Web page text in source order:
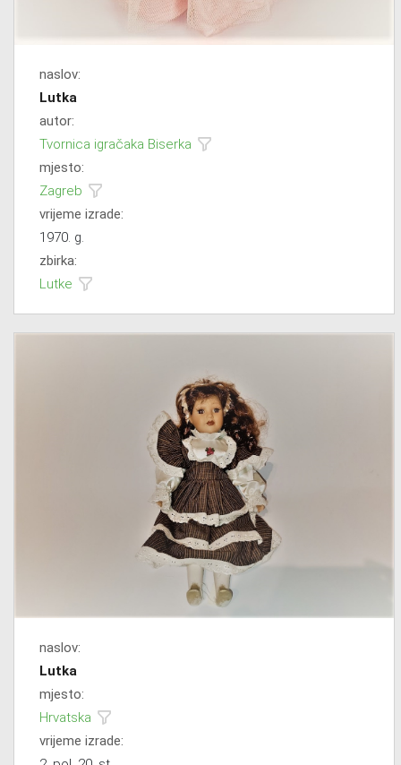
naslov:
Lutka
autor:
Tvornica igračaka Biserka
mjesto:
Zagreb
vrijeme izrade:
1970. g.
zbirka:
Lutke
naslov:
Lutka
mjesto:
Hrvatska
vrijeme izrade: